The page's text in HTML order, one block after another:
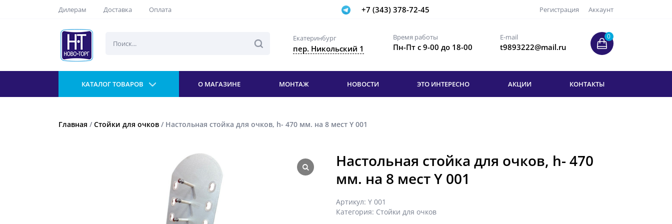
Дилерам Доставка Оплата +7 (343) 378-72-45 Регистрация Аккаунт
Екатеринбург
пер. Никольский 1
Время работы
Пн-Пт с 9-00 до 18-00
E-mail
t9893222@mail.ru
0
КАТАЛОГ ТОВАРОВ О МАГАЗИНЕ МОНТАЖ НОВОСТИ ЭТО ИНТЕРЕСНО АКЦИИ КОНТАКТЫ
Главная / Стойки для очков / Настольная стойка для очков, h- 470 мм. на 8 мест Y 001
Настольная стойка для очков, h- 470
мм. на 8 мест Y 001
Артикул: Y 001
Категория: Стойки для очков